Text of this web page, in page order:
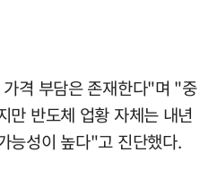
격 부담은 존재한다"며 "중
만 반도체 업황 자체는 내년
능성이 높다"고 진단했다.